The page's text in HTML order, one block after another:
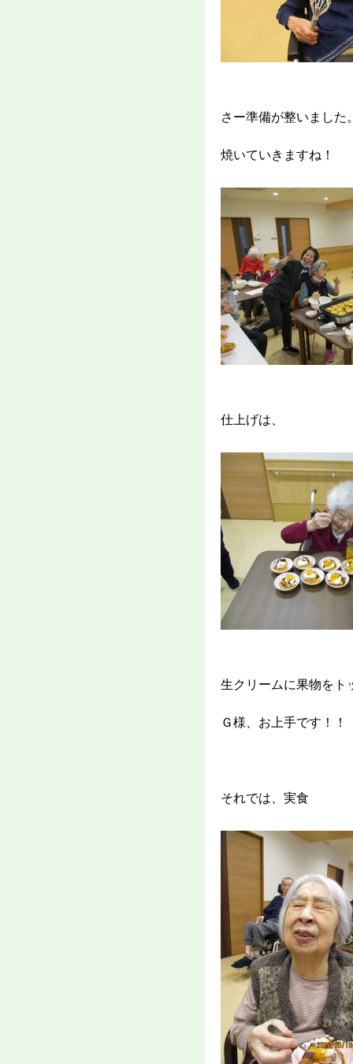
さー準備が整いました
焼いていきますね！
仕上げは、
生クリームに果物をト
Ｇ様、お上手です！！
それでは、実食